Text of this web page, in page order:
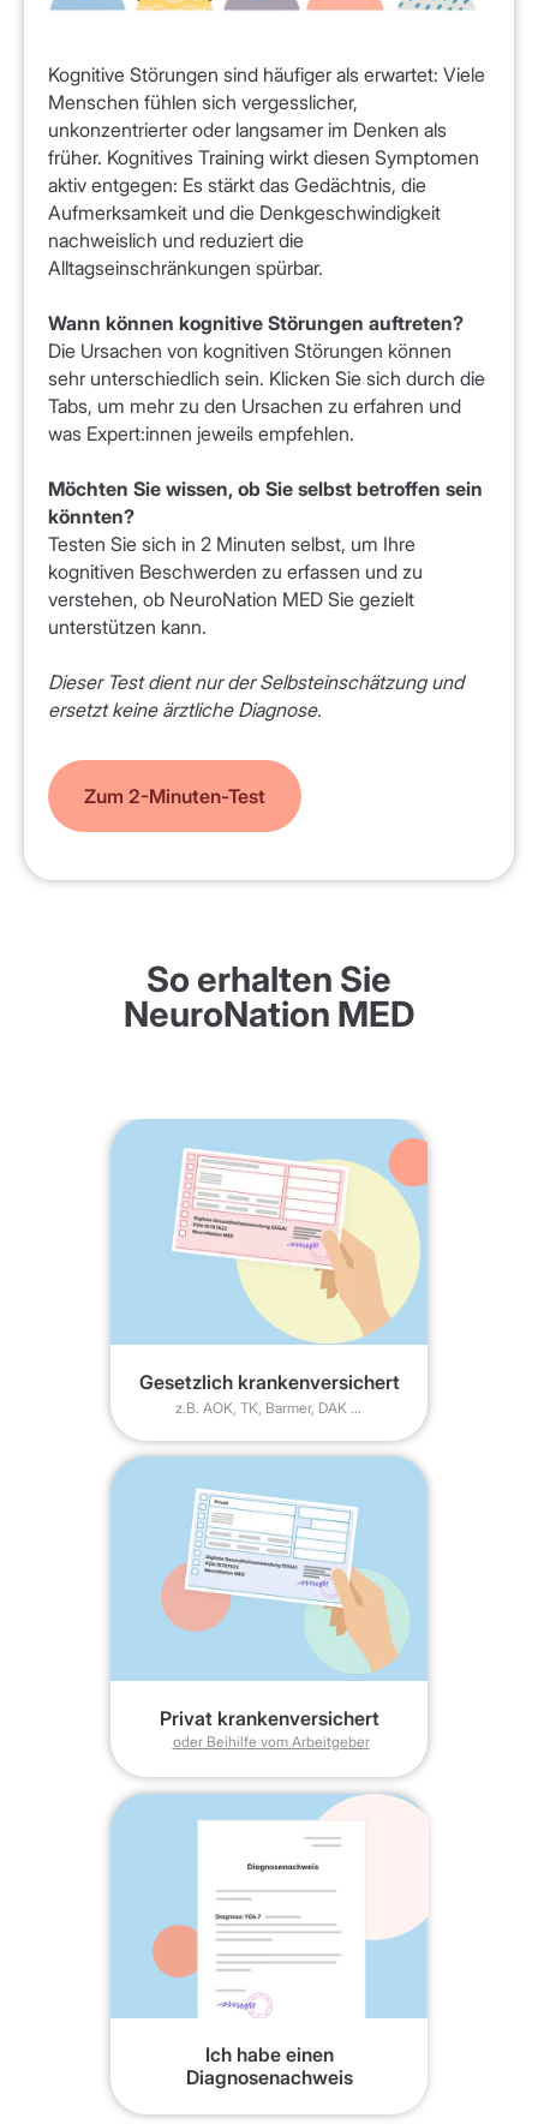
Kognitive Störungen sind häufiger als erwartet: Viele
Menschen fühlen sich vergesslicher,
unkonzentrierter oder langsamer im Denken als
früher. Kognitives Training wirkt diesen Symptomen
aktiv entgegen: Es stärkt das Gedächtnis, die
Aufmerksamkeit und die Denkgeschwindigkeit
nachweislich und reduziert die
Alltagseinschränkungen spürbar.
Wann können kognitive Störungen auftreten?
Die Ursachen von kognitiven Störungen können
sehr unterschiedlich sein. Klicken Sie sich durch die
Tabs, um mehr zu den Ursachen zu erfahren und
was Expert:innen jeweils empfehlen.
Möchten Sie wissen, ob Sie selbst betroffen sein
könnten?
Testen Sie sich in 2 Minuten selbst, um Ihre
kognitiven Beschwerden zu erfassen und zu
verstehen, ob NeuroNation MED Sie gezielt
unterstützen kann.
Dieser Test dient nur der Selbsteinschätzung und
ersetzt keine ärztliche Diagnose.
Zum 2-Minuten-Test
So erhalten Sie
NeuroNation MED
Reichen Sie Ihr Rezept ein
Reichen Sie Ihr Rezept bei Ihrer
Krankenkasse ein oder benutzen Sie
unseren Rezeptservice. Nach einigen
Tagen erhalten Sie von der
Krankenkasse einen individuellen 16-
stelligen Freischaltcode für Ihr
NeuroNation MED Training.
Fragen Sie Ihre Ärztin oder Ihren Arzt,
Ihre Psychotherapeutin oder Ihren
Psychotherapeuten nach einer
Verschreibung für NeuroNation MED.
Erhalten Sie Ihr Rezept
Laden Sie die NeuroNation MED App
aus dem Apple App-Store oder bei
Google Play herunter. Geben Sie
Ihren Freischaltcode in der App ein
und starten Sie Ihr Training!
Aktivieren Sie NeuroNation MED
in der App
2
3
Zum Rezeptservice
Zur Anleitung
Rezept ohne Termin
Ich habe einen
Diagnosenachweis
Privat krankenversichert
oder Beihilfe vom Arbeitgeber
Gesetzlich krankenversichert
z.B. AOK, TK, Barmer, DAK ...